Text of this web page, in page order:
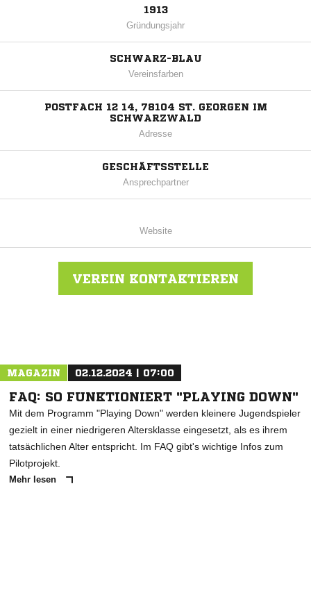
1913
Gründungsjahr
SCHWARZ-BLAU
Vereinsfarben
POSTFACH 12 14, 78104 ST. GEORGEN IM
SCHWARZWALD
Adresse
GESCHÄFTSSTELLE
Ansprechpartner
Website
VEREIN KONTAKTIEREN
MAGAZIN 02.12.2024 | 07:00
FAQ: SO FUNKTIONIERT "PLAYING DOWN"
Mit dem Programm "Playing Down" werden kleinere Jugendspieler
gezielt in einer niedrigeren Altersklasse eingesetzt, als es ihrem
tatsächlichen Alter entspricht. Im FAQ gibt's wichtige Infos zum
Pilotprojekt.
Mehr lesen